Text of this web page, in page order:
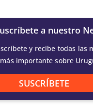
a nuestro
y recibe todas las
importante sobre
SUSCRÍBETE